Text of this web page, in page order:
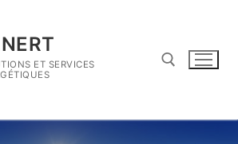
ET SERVICES
Rechercher :